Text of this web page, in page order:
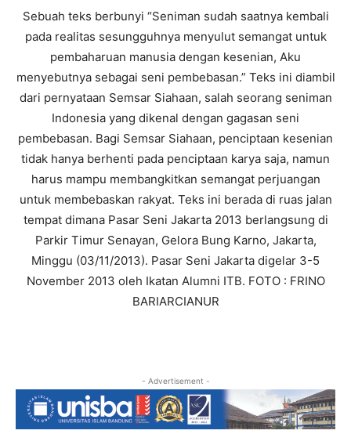
Sebuah teks berbunyi “Seniman sudah saatnya kembali
pada realitas sesungguhnya menyulut semangat untuk
pembaharuan manusia dengan kesenian, Aku
menyebutnya sebagai seni pembebasan.” Teks ini diambil
dari pernyataan Semsar Siahaan, salah seorang seniman
Indonesia yang dikenal dengan gagasan seni
pembebasan. Bagi Semsar Siahaan, penciptaan kesenian
tidak hanya berhenti pada penciptaan karya saja, namun
harus mampu membangkitkan semangat perjuangan
untuk membebaskan rakyat. Teks ini berada di ruas jalan
tempat dimana Pasar Seni Jakarta 2013 berlangsung di
Parkir Timur Senayan, Gelora Bung Karno, Jakarta,
Minggu (03/11/2013). Pasar Seni Jakarta digelar 3-5
November 2013 oleh Ikatan Alumni ITB. FOTO : FRINO
BARIARCIANUR
- Advertisement -